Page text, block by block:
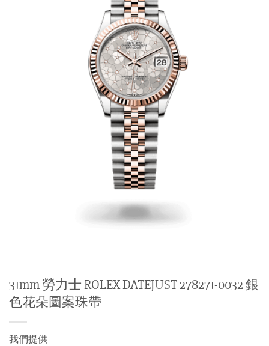
31mm 勞力士 ROLEX DATEJUST 278271-0032 銀
色花朵圖案珠帶
我們提供